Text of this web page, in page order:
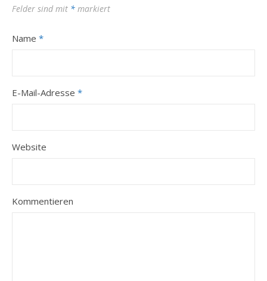
Felder sind mit * markiert
Name *
E-Mail-Adresse *
Website
Kommentieren